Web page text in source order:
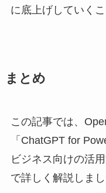
に底上げしていくこ
まとめ
この記事では、
「ChatGPT for
ビジネス向けの活
で詳しく解説しまし